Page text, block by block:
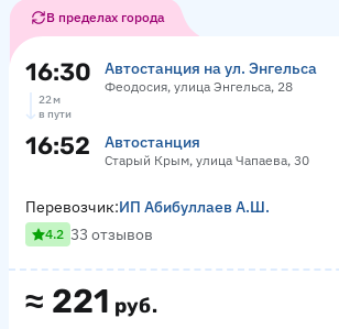
В пределах города
16:30 Автостанция на ул. Энгельса
Феодосия, улица Энгельса, 28
22 м
в пути
16:52 Автостанция
Старый Крым, улица Чапаева, 30
≈ 221 руб.
Перевозчик:ИП Абибуллаев А.Ш.
4.2 33 отзывов